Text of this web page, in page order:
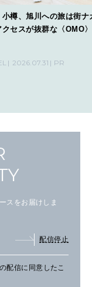
小樽、旭川への旅は街ナ
クセスが抜群な〈OMO〉
2026.07.31 PR
スをお届けしま
配信停止
の配信に同意したこ